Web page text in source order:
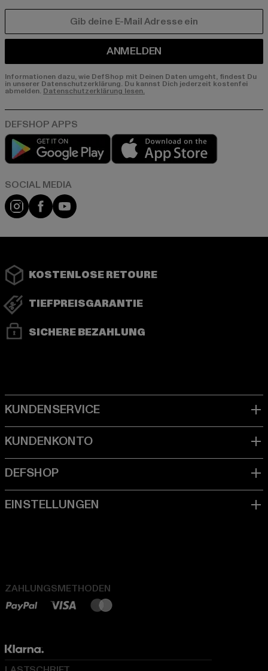
ANMELDEN
Informationen dazu, wie DefShop mit Deinen Daten umgeht, findest Du
in unserer Datenschutzerklärung. Du kannst Dich jederzeit kostenfei
abmelden. Datenschutzerklärung lesen.
Play market
Instagram
FacebookYouTube
KOSTENLOSE RETOURE
TIEFPREISGARANTIE
SICHERE BEZAHLUNG
ZAHLUNGSMETHODEN